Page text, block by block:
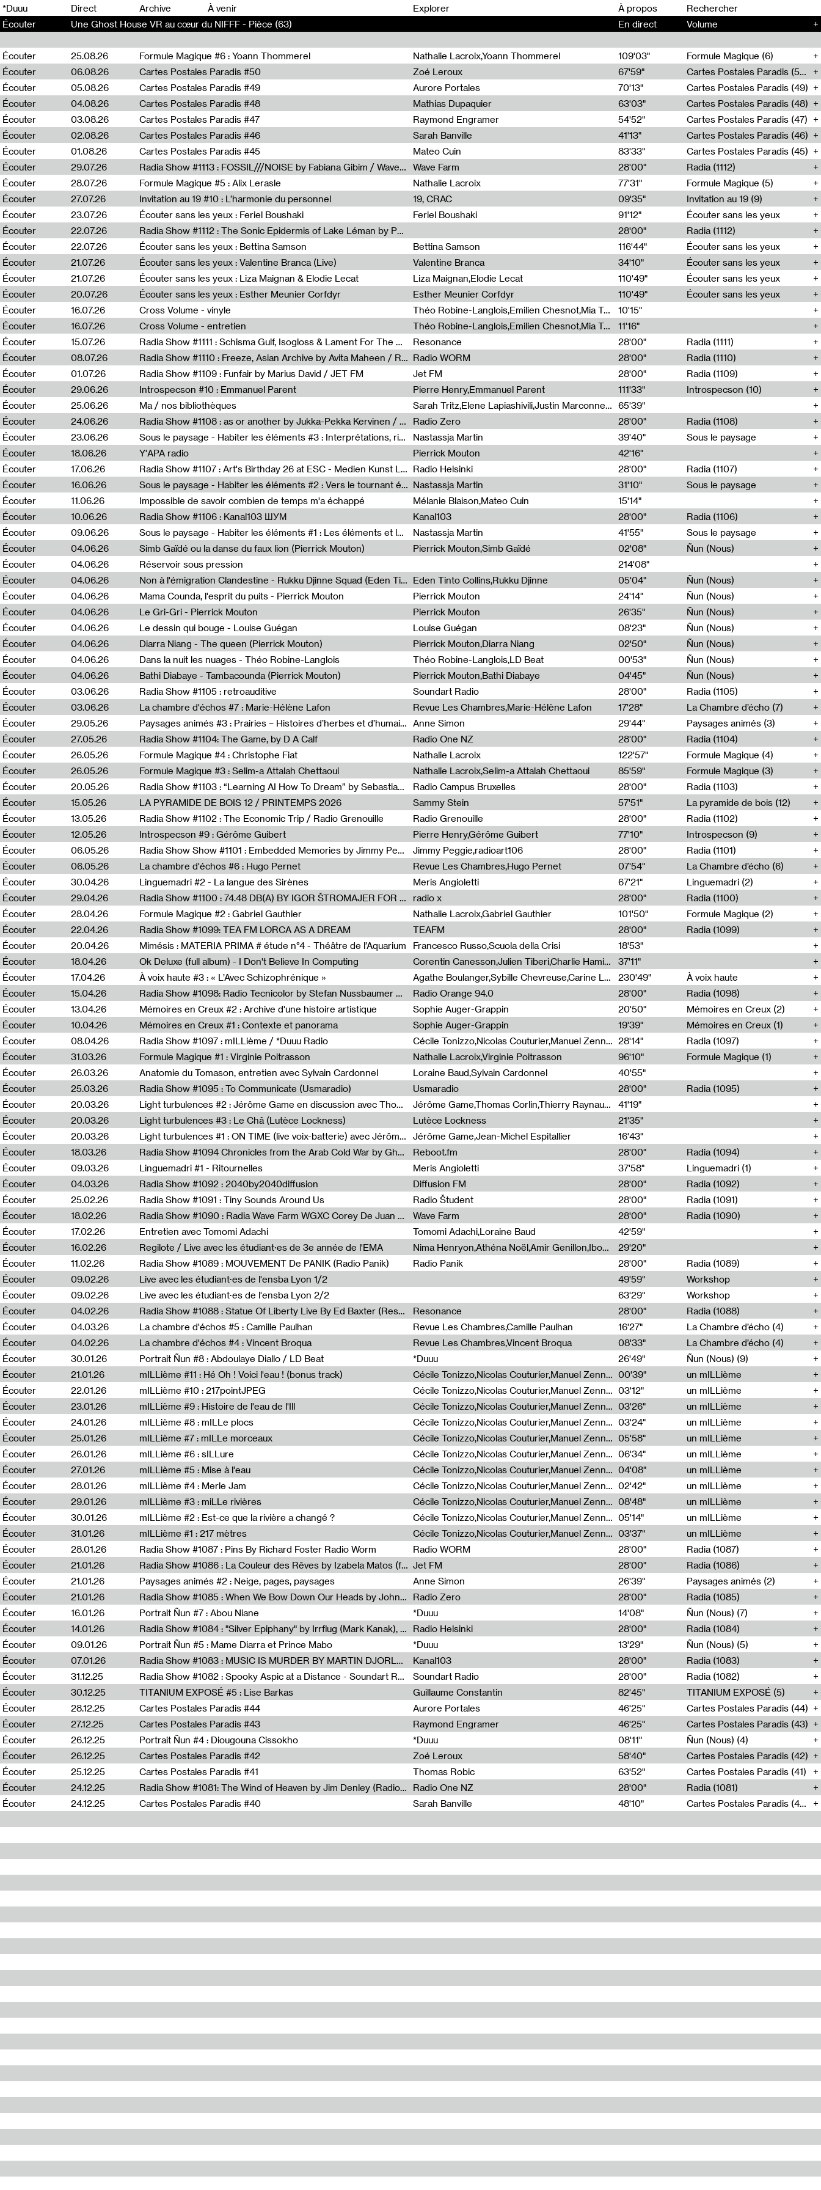
*Duuu Direct Archive À venir Explorer
À propos
Écouter
Une Ghost House VR au cœur du NIFFF - Pièce (63) En direct Volume +
Écouter 25.08.26 Formule Magique #6 : Yoann Thommerel Nathalie Lacroix,Yoann Thommerel 109'03"
Formule Magique (6)
Écouter
06.08.26 Cartes Postales Paradis #50 Zoé Leroux 67'59"
Cartes Postales Paradis (50)
Écouter
05.08.26 Cartes Postales Paradis #49 Aurore Portales 70'13"
Cartes Postales Paradis (49)
Écouter
04.08.26 Cartes Postales Paradis #48 Mathias Dupaquier 63'03"
Cartes Postales Paradis (48)
Écouter
03.08.26 Cartes Postales Paradis #47 Raymond Engramer 54'52"
Cartes Postales Paradis (47)
Écouter
02.08.26 Cartes Postales Paradis #46 Sarah Banville 41'13"
Cartes Postales Paradis (46)
Écouter
01.08.26 Cartes Postales Paradis #45 Mateo Cuin 83'33"
Cartes Postales Paradis (45)
Écouter
29.07.26 Radia Show #1113 : FOSSIL///NOISE by Fabiana Gibim / Wave Farm Wave Farm 28'00"
Radia (1112)
Écouter
28.07.26 Formule Magique #5 : Alix Lerasle Nathalie Lacroix 77'31"
Formule Magique (5)
Écouter
27.07.26 Invitation au 19 #10 : L’harmonie du personnel 19, CRAC 09'35"
Invitation au 19 (9)
Écouter
23.07.26 Écouter sans les yeux : Feriel Boushaki Feriel Boushaki 91'12"
Écouter sans les yeux
Écouter
22.07.26 Radia Show #1112 : The Sonic Epidermis of Lake Léman by Paul Courlet / Guest Slot 28'00"
Radia (1112)
Écouter
22.07.26 Écouter sans les yeux : Bettina Samson Bettina Samson 116'44"
Écouter sans les yeux
Écouter
21.07.26 Écouter sans les yeux : Valentine Branca (Live) Valentine Branca 34'10"
Écouter sans les yeux
Écouter
21.07.26 Écouter sans les yeux : Liza Maignan & Elodie Lecat Liza Maignan,Elodie Lecat 110'49"
Écouter sans les yeux
Écouter
20.07.26 Écouter sans les yeux : Esther Meunier Corfdyr Esther Meunier Corfdyr 110'49"
Écouter sans les yeux
Écouter
16.07.26 Cross Volume - vinyle Théo Robine-Langlois,Emilien Chesnot,Mia Trabalon
10'15"
Écouter
16.07.26 Cross Volume - entretien Théo Robine-Langlois,Emilien Chesnot,Mia Trabalon
11'16"
Écouter
15.07.26 Radia Show #1111 : Schisma Gulf, Isogloss & Lament For The Old Clock By Harvey Young / Resonance Resonance 28'00"
Radia (1111)
Écouter
08.07.26 Radia Show #1110 : Freeze, Asian Archive by Avita Maheen / Radio Worm Radio WORM 28'00"
Radia (1110)
Écouter
01.07.26 Radia Show #1109 : Funfair by Marius David / JET FM Jet FM 28'00"
Radia (1109)
Écouter
29.06.26 Introspecson #10 : Emmanuel Parent Pierre Henry,Emmanuel Parent 111'33"
Introspecson (10)
Écouter
25.06.26 Ma / nos bibliothèques Sarah Tritz,Elene Lapiashivili,Justin Marconnet,Mateo Cuche,Esther Lechevalier,Suzie Lecroart,Romance Castelet
65'39"
Écouter
24.06.26 Radia Show #1108 : as or another by Jukka-Pekka Kervinen / Rádio Zero Radio Zero 28'00"
Radia (1108)
Écouter
23.06.26 Sous le paysage - Habiter les éléments #3 : Interprétations, rituels et symboliques des éléments Nastassja Martin 39'40"
Sous le paysage
Écouter
18.06.26 Y'APA radio Pierrick Mouton
42'16"
Écouter
17.06.26 Radia Show #1107 : Art's Birthday 26 at ESC - Medien Kunst Labor Radio Helsinki 28'00"
Radia (1107)
Écouter
16.06.26 Sous le paysage - Habiter les éléments #2 : Vers le tournant élémentaire Nastassja Martin 31'10"
Sous le paysage
Écouter
11.06.26 Impossible de savoir combien de temps m'a échappé Mélanie Blaison,Mateo Cuin
15'14"
Écouter
10.06.26 Radia Show #1106 : Kanal103 ШУМ Kanal103 28'00"
Radia (1106)
Écouter
09.06.26 Sous le paysage - Habiter les éléments #1 : Les éléments et les débordements du vivant Nastassja Martin 41'55"
Sous le paysage
Écouter
04.06.26 Simb Gaïdé ou la danse du faux lion (Pierrick Mouton) Pierrick Mouton,Simb Gaïdé 02'08"
Ñun (Nous)
Écouter
04.06.26 Réservoir sous pression
214'08"
Écouter
04.06.26 Non à l'émigration Clandestine - Rukku Djinne Squad (Eden Tinto Collins) Eden Tinto Collins,Rukku Djinne 05'04"
Ñun (Nous)
Écouter
04.06.26 Mama Counda, l'esprit du puits - Pierrick Mouton Pierrick Mouton 24'14"
Ñun (Nous)
Écouter
04.06.26 Le Gri-Gri - Pierrick Mouton Pierrick Mouton 26'35"
Ñun (Nous)
Écouter
04.06.26 Le dessin qui bouge - Louise Guégan Louise Guégan 08'23"
Ñun (Nous)
Écouter
04.06.26 Diarra Niang - The queen (Pierrick Mouton) Pierrick Mouton,Diarra Niang 02'50"
Ñun (Nous)
Écouter
04.06.26 Dans la nuit les nuages - Théo Robine-Langlois Théo Robine-Langlois,LD Beat 00'53"
Ñun (Nous)
Écouter
04.06.26 Bathi Diabaye - Tambacounda (Pierrick Mouton) Pierrick Mouton,Bathi Diabaye 04'45"
Ñun (Nous)
Écouter
03.06.26 Radia Show #1105 : retroauditive Soundart Radio 28'00"
Radia (1105)
Écouter
03.06.26 La chambre d'échos #7 : Marie-Hélène Lafon Revue Les Chambres,Marie-Hélène Lafon 17'28"
La Chambre d’écho (7)
Écouter
29.05.26 Paysages animés #3 : Prairies – Histoires d’herbes et d’humains Anne Simon 29'44"
Paysages animés (3)
Écouter
27.05.26 Radia Show #1104: The Game, by D A Calf Radio One NZ 28'00"
Radia (1104)
Écouter
26.05.26 Formule Magique #4 : Christophe Fiat Nathalie Lacroix 122'57"
Formule Magique (4)
Écouter
26.05.26 Formule Magique #3 : Selim-a Attalah Chettaoui Nathalie Lacroix,Selim-a Attalah Chettaoui 85'59"
Formule Magique (3)
Écouter
20.05.26 Radia Show #1103 : “Learning AI How To Dream” by Sebastian Dingens (Radio Campus Bruxelles) Radio Campus Bruxelles 28'00"
Radia (1103)
Écouter
15.05.26 LA PYRAMIDE DE BOIS 12 / PRINTEMPS 2026 Sammy Stein 57'51"
La pyramide de bois (12)
Écouter
13.05.26 Radia Show #1102 : The Economic Trip / Radio Grenouille Radio Grenouille 28'00"
Radia (1102)
Écouter
12.05.26 Introspecson #9 : Gérôme Guibert Pierre Henry,Gérôme Guibert 77'10"
Introspecson (9)
Écouter
06.05.26 Radia Show Show #1101 : Embedded Memories by Jimmy Peggie / radioart106 Jimmy Peggie,radioart106 28'00"
Radia (1101)
Écouter
06.05.26 La chambre d'échos #6 : Hugo Pernet Revue Les Chambres,Hugo Pernet 07'54"
La Chambre d’écho (6)
Écouter
30.04.26 Linguemadri #2 - La langue des Sirènes Meris Angioletti 67'21"
Linguemadri (2)
Écouter
29.04.26 Radia Show #1100 : 74.48 DB(A) BY IGOR ŠTROMAJER FOR RADIO X radio x 28'00"
Radia (1100)
Écouter
28.04.26 Formule Magique #2 : Gabriel Gauthier Nathalie Lacroix,Gabriel Gauthier 101'50"
Formule Magique (2)
Écouter
22.04.26 Radia Show #1099: TEA FM LORCA AS A DREAM TEAFM 28'00"
Radia (1099)
Écouter
20.04.26 Mimésis : MATERIA PRIMA # étude n°4 - Théâtre de l’Aquarium Francesco Russo,Scuola della Crisi
18'53"
Écouter
18.04.26 Ok Deluxe (full album) - I Don't Believe In Computing Corentin Canesson,Julien Tiberi,Charlie Hamish Jeffery
37'11"
Écouter
17.04.26 À voix haute #3 : « L’Avec Schizophrénique » Agathe Boulanger,Sybille Chevreuse,Carine Lendrin,Léna Monnier,Graziela Susin,Camille Zuber 230'49"
À voix haute
Écouter
15.04.26 Radia Show #1098: Radio Tecnicolor by Stefan Nussbaumer & Georg Zichy (Radio Orange 94.0) Radio Orange 94.0 28'00"
Radia (1098)
Écouter
13.04.26 Mémoires en Creux #2 : Archive d'une histoire artistique Sophie Auger-Grappin 20'50"
Mémoires en Creux (2)
Écouter
10.04.26 Mémoires en Creux #1 : Contexte et panorama Sophie Auger-Grappin 19'39"
Mémoires en Creux (1)
Écouter
08.04.26 Radia Show #1097 : mILLième / *Duuu Radio Cécile Tonizzo,Nicolas Couturier,Manuel Zenner,Aquila Lescene,Curtis Coco,Cyril Magnier 28'14"
Radia (1097)
Écouter
31.03.26 Formule Magique #1 : Virginie Poitrasson Nathalie Lacroix,Virginie Poitrasson 96'10"
Formule Magique (1)
Écouter
26.03.26 Anatomie du Tomason, entretien avec Sylvain Cardonnel Loraine Baud,Sylvain Cardonnel
40'55"
Écouter
25.03.26 Radia Show #1095 : To Communicate (Usmaradio) Usmaradio 28'00"
Radia (1095)
Écouter
20.03.26 Light turbulences #2 : Jérôme Game en discussion avec Thomas Corlin Jérôme Game,Thomas Corlin,Thierry Raynaud,Hubert Colas
41'19"
Écouter
20.03.26 Light turbulences #3 : Le Châ (Lutèce Lockness) Lutèce Lockness
21'35"
Écouter
20.03.26 Light turbulences #1 : ON TIME (live voix-batterie) avec Jérôme Game & Jean-Michel Espitallier Jérôme Game,Jean-Michel Espitallier
16'43"
Écouter
18.03.26 Radia Show #1094 Chronicles from the Arab Cold War by Ghazi Barakat Reboot.fm 28'00"
Radia (1094)
Écouter
09.03.26 Linguemadri #1 - Ritournelles Meris Angioletti 37'58"
Linguemadri (1)
Écouter
04.03.26 Radia Show #1092 : 2040by2040diffusion Diffusion FM 28'00"
Radia (1092)
Écouter
25.02.26 Radia Show #1091 : Tiny Sounds Around Us Radio Študent 28'00"
Radia (1091)
Écouter
18.02.26 Radia Show #1090 : Radia Wave Farm WGXC Corey De Juan Sherrard Jr Startalk Wave Farm 28'00"
Radia (1090)
Écouter
17.02.26 Entretien avec Tomomi Adachi Tomomi Adachi,Loraine Baud
42'59"
Écouter
16.02.26 Regilote / Live avec les étudiant·es de 3e année de l'EMA Nima Henryon,Athéna Noël,Amir Genillon,Ibourayane Ahmadi,Manelle Cherrih,Honorine Gibello,John Weeber,Manon Joseph
29'20"
Écouter
11.02.26 Radia Show #1089 : MOUVEMENT De PANIK (Radio Panik) Radio Panik 28'00"
Radia (1089)
Écouter
09.02.26 Live avec les étudiant·es de l'ensba Lyon 1/2 49'59"
Workshop
Écouter
09.02.26 Live avec les étudiant·es de l'ensba Lyon 2/2 63'29"
Workshop
Écouter
04.02.26 Radia Show #1088 : Statue Of Liberty Live By Ed Baxter (Resonance) Resonance 28'00"
Radia (1088)
Écouter
04.03.26 La chambre d'échos #5 : Camille Paulhan Revue Les Chambres,Camille Paulhan 16'27"
La Chambre d’écho (4)
Écouter
04.02.26 La chambre d'échos #4 : Vincent Broqua Revue Les Chambres,Vincent Broqua 08'33"
La Chambre d’écho (4)
Écouter
30.01.26 Portrait Ñun #8 : Abdoulaye Diallo / LD Beat *Duuu 26'49"
Ñun (Nous) (9)
Écouter
21.01.26 mILLième #11 : Hé Oh ! Voici l'eau ! (bonus track) Cécile Tonizzo,Nicolas Couturier,Manuel Zenner,Aquila Lescene,Curtis Coco,Cyril Magnier 00'39"
un mILLième
Écouter
22.01.26 mILLième #10 : 217pointJPEG Cécile Tonizzo,Nicolas Couturier,Manuel Zenner,Aquila Lescene,Curtis Coco,Cyril Magnier 03'12"
un mILLième
Écouter
23.01.26 mILLième #9 : Histoire de l'eau de l'Ill Cécile Tonizzo,Nicolas Couturier,Manuel Zenner,Aquila Lescene,Curtis Coco,Cyril Magnier 03'26"
un mILLième
Écouter
24.01.26 mILLième #8 : mILLe plocs Cécile Tonizzo,Nicolas Couturier,Manuel Zenner,Aquila Lescene,Curtis Coco,Cyril Magnier 03'24"
un mILLième
Écouter
25.01.26 mILLième #7 : mILLe morceaux Cécile Tonizzo,Nicolas Couturier,Manuel Zenner,Aquila Lescene,Curtis Coco,Cyril Magnier 05'58"
un mILLième
Écouter
26.01.26 mILLième #6 : sILLure Cécile Tonizzo,Nicolas Couturier,Manuel Zenner,Aquila Lescene,Curtis Coco,Cyril Magnier 06'34"
un mILLième
Écouter
27.01.26 mILLième #5 : Mise à l'eau Cécile Tonizzo,Nicolas Couturier,Manuel Zenner,Aquila Lescene,Curtis Coco,Cyril Magnier 04'08"
un mILLième
Écouter
28.01.26 mILLième #4 : Merle Jam Cécile Tonizzo,Nicolas Couturier,Manuel Zenner,Aquila Lescene,Curtis Coco,Cyril Magnier 02'42"
un mILLième
Écouter
29.01.26 mILLième #3 : miLLe rivières Cécile Tonizzo,Nicolas Couturier,Manuel Zenner,Aquila Lescene,Curtis Coco,Cyril Magnier 08'48"
un mILLième
Écouter
30.01.26 mILLième #2 : Est-ce que la rivière a changé ? Cécile Tonizzo,Nicolas Couturier,Manuel Zenner,Aquila Lescene,Curtis Coco,Cyril Magnier 05'14"
un mILLième
Écouter
31.01.26 mILLième #1 : 217 mètres Cécile Tonizzo,Nicolas Couturier,Manuel Zenner,Aquila Lescene,Curtis Coco,Cyril Magnier 03'37"
un mILLième
Écouter
28.01.26 Radia Show #1087 : Pins By Richard Foster Radio Worm Radio WORM 28'00"
Radia (1087)
Écouter
21.01.26 Radia Show #1086 : La Couleur des Rêves by Izabela Matos (for Jet FM) Jet FM 28'00"
Radia (1086)
Écouter
21.01.26 Paysages animés #2 : Neige, pages, paysages Anne Simon 26'39"
Paysages animés (2)
Écouter
21.01.26 Radia Show #1085 : When We Bow Down Our Heads by John Roach (Radia edit, Rádio Zero) Radio Zero 28'00"
Radia (1085)
Écouter
16.01.26 Portrait Ñun #7 : Abou Niane *Duuu 14'08"
Ñun (Nous) (7)
Écouter
14.01.26 Radia Show #1084 : "Silver Epiphany" by Irrflug (Mark Kanak), featuring Jarboe and Blixa Bargeld (for Radio Helsinki) Radio Helsinki 28'00"
Radia (1084)
Écouter
09.01.26 Portrait Ñun #5 : Mame Diarra et Prince Mabo *Duuu 13'29"
Ñun (Nous) (5)
Écouter
07.01.26 Radia Show #1083 : MUSIC IS MURDER BY MARTIN DJORLEV (KANAL103) Kanal103 28'00"
Radia (1083)
Écouter
31.12.25 Radia Show #1082 : Spooky Aspic at a Distance - Soundart Radio Soundart Radio 28'00"
Radia (1082)
Écouter
30.12.25 TITANIUM EXPOSÉ #5 : Lise Barkas Guillaume Constantin 82'45"
TITANIUM EXPOSÉ (5)
Écouter
28.12.25 Cartes Postales Paradis #44 Aurore Portales 46'25"
Cartes Postales Paradis (44)
Écouter
27.12.25 Cartes Postales Paradis #43 Raymond Engramer 46'25"
Cartes Postales Paradis (43)
Écouter
26.12.25 Portrait Ñun #4 : Diougouna Cissokho *Duuu 08'11"
Ñun (Nous) (4)
Écouter
26.12.25 Cartes Postales Paradis #42 Zoé Leroux 58'40"
Cartes Postales Paradis (42)
Écouter
25.12.25 Cartes Postales Paradis #41 Thomas Robic 63'52"
Cartes Postales Paradis (41)
Écouter
24.12.25 Radia Show #1081: The Wind of Heaven by Jim Denley (Radio One 91 FM) Radio One NZ 28'00"
Radia (1081)
Écouter
24.12.25 Cartes Postales Paradis #40 Sarah Banville 48'10" Cartes Postales Paradis (40)
00 00
00 00